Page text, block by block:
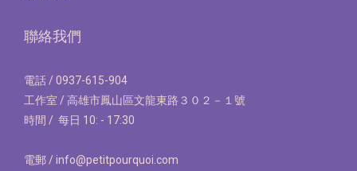
聯絡我們
電話 / 0937-615-904
工作室 / 高雄市鳳山區文龍東路３０２－１號
時間 / 每日 10: - 17:30
電郵 / info@petitpourquoi.com